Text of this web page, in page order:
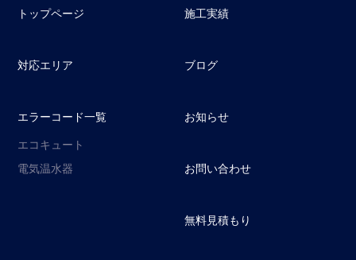
トップページ
対応エリア
エラーコード一覧
エコキュート
電気温水器
施工実績
ブログ
お知らせ
お問い合わせ
無料見積もり